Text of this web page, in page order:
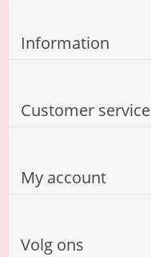
Information
Customer service
My account
Volg ons